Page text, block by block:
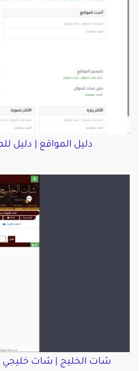
دليل المواقع | دليل
شات الخليج | شات خليجي